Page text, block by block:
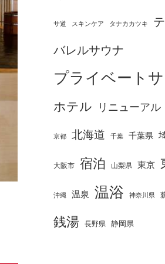
サ道 スキンケア タナカカツキ
バレルサウナ
プライベート
ホテル リニューアル
京都 北海道 千葉 千葉県
大阪市 宿泊 山梨県 東京
沖縄 温泉 温浴 神奈川県
銭湯 長野県 静岡県